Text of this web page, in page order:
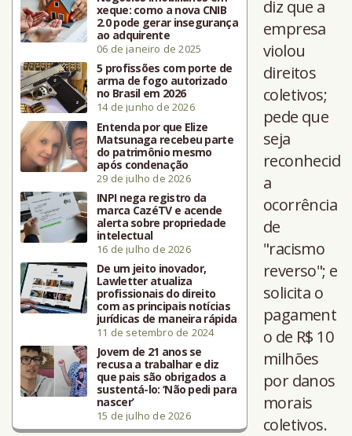
xeque: como a nova CNIB
2.0 pode gerar insegurança
ao adquirente
06 de janeiro de 2025
5 profissões com porte de
arma de fogo autorizado
no Brasil em 2026
14 de junho de 2026
Entenda por que Elize
Matsunaga recebeu parte
do patrimônio mesmo
após condenação
29 de julho de 2026
INPI nega registro da
marca CazéTV e acende
alerta sobre propriedade
intelectual
16 de julho de 2026
De um jeito inovador,
Lawletter atualiza
profissionais do direito
com as principais notícias
jurídicas de maneira rápida
11 de setembro de 2024
Jovem de 21 anos se
recusa a trabalhar e diz
que pais são obrigados a
sustentá-lo: ‘Não pedi para
nascer’
15 de julho de 2026
diz que a
empresa
violou
direitos
coletivos;
pede que
seja
reconhecid
a
ocorrência
de
"racismo
reverso"; e
solicita o
pagament
o de R$ 10
milhões
por danos
morais
coletivos.